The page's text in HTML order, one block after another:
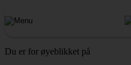
Du er for øyeblikket på